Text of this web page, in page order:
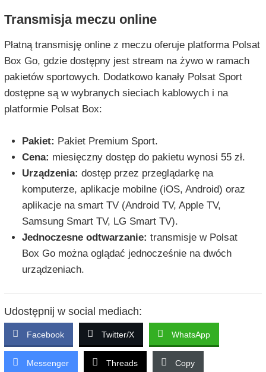
Transmisja meczu online
Płatną transmisję online z meczu oferuje platforma Polsat
Box Go, gdzie dostępny jest stream na żywo w ramach
pakietów sportowych. Dodatkowo kanały Polsat Sport
dostępne są w wybranych sieciach kablowych i na
platformie Polsat Box:
Pakiet: Pakiet Premium Sport.
Cena: miesięczny dostęp do pakietu wynosi 55 zł.
Urządzenia: dostęp przez przeglądarkę na
komputerze, aplikacje mobilne (iOS, Android) oraz
aplikacje na smart TV (Android TV, Apple TV,
Samsung Smart TV, LG Smart TV).
Jednoczesne odtwarzanie: transmisje w Polsat
Box Go można oglądać jednocześnie na dwóch
urządzeniach.
Udostępnij w social mediach:
Facebook Twitter/X WhatsApp
Messenger Threads Copy